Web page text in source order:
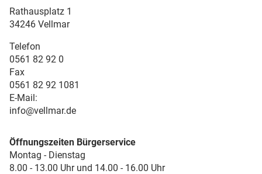
Rathausplatz 1
34246 Vellmar
Telefon
0561 82 92 0
Fax
0561 82 92 1081
E-Mail:
info@vellmar.de
Öffnungszeiten Bürgerservice
Montag - Dienstag
8.00 - 13.00 Uhr und 14.00 - 16.00 Uhr